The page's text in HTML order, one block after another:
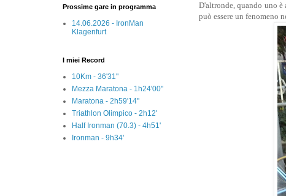
D'altronde, quando uno
può essere un fenomeno
Prossime gare in programma
14.06.2026 - IronMan
Klagenfurt
I miei Record
10Km - 36'31"
Mezza Maratona - 1h24'00"
Maratona - 2h59'14"
Triathlon Olimpico - 2h12'
Half Ironman (70.3) - 4h51'
Ironman - 9h34'